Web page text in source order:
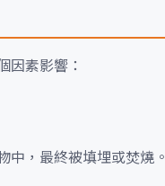
因素影響：
中，最終被填埋或焚燒。